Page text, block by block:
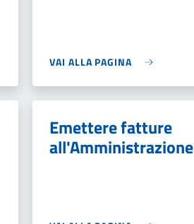
VAI ALLA PAGINA
Emettere fatture
all'Amministrazione